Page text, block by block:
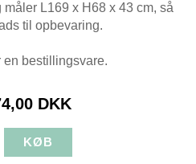
L169 x H68 x 43 cm, så
til opbevaring.
en bestillingsvare.
DKK